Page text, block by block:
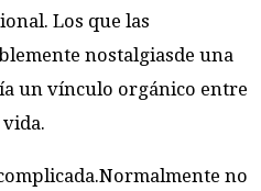
Los que las
nostalgiasde una
un vínculo orgánico entre
no